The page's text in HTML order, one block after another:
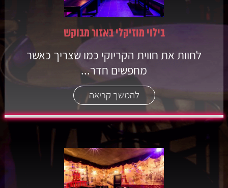
בילוי מוזיקלי באזור מבוקש
לחוות את חווית הקריוקי כמו שצריך כאשר
מחפשים חדר...
להמשך קריאה